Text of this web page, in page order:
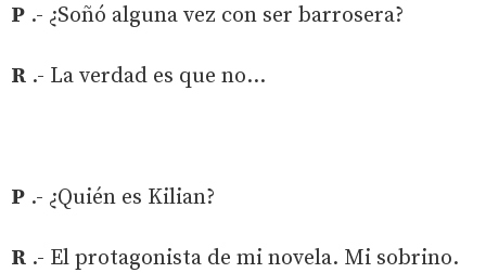
P .- ¿Soñó alguna vez con ser barrosera?
R .- La verdad es que no...
P .- ¿Quién es Kilian?
R .- El protagonista de mi novela. Mi sobrino.